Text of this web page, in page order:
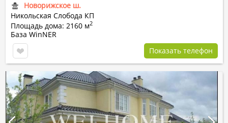
Новорижское ш.
Никольская Слобода КП
Площадь дома: 2160 м2
База WinNER
Показать телефон